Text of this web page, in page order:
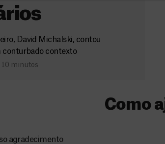
David Michalski, contou
conturbado contexto
10 minutos
agradecimento
Como